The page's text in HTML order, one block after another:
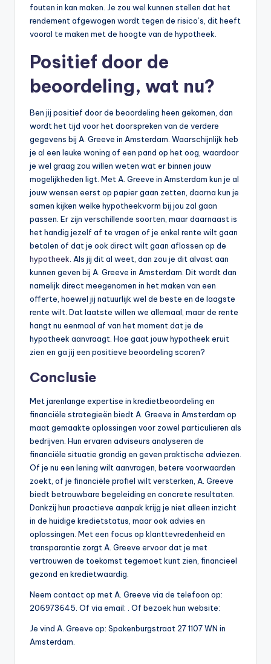
fouten in kan maken. Je zou wel kunnen stellen dat het
rendement afgewogen wordt tegen de risico’s, dit heeft
vooral te maken met de hoogte van de hypotheek.
Positief door de
beoordeling, wat nu?
Ben jij positief door de beoordeling heen gekomen, dan
wordt het tijd voor het doorspreken van de verdere
gegevens bij A. Greeve in Amsterdam. Waarschijnlijk heb
je al een leuke woning of een pand op het oog, waardoor
je wel graag zou willen weten wat er binnen jouw
mogelijkheden ligt. Met A. Greeve in Amsterdam kun je al
jouw wensen eerst op papier gaan zetten, daarna kun je
samen kijken welke hypotheekvorm bij jou zal gaan
passen. Er zijn verschillende soorten, maar daarnaast is
het handig jezelf af te vragen of je enkel rente wilt gaan
betalen of dat je ook direct wilt gaan aflossen op de
hypotheek . Als jij dit al weet, dan zou je dit alvast aan
kunnen geven bij A. Greeve in Amsterdam. Dit wordt dan
namelijk direct meegenomen in het maken van een
offerte, hoewel jij natuurlijk wel de beste en de laagste
rente wilt. Dat laatste willen we allemaal, maar de rente
hangt nu eenmaal af van het moment dat je de
hypotheek aanvraagt. Hoe gaat jouw hypotheek eruit
zien en ga jij een positieve beoordeling scoren?
Conclusie
Met jarenlange expertise in kredietbeoordeling en
financiële strategieën biedt A. Greeve in Amsterdam op
maat gemaakte oplossingen voor zowel particulieren als
bedrijven. Hun ervaren adviseurs analyseren de
financiële situatie grondig en geven praktische adviezen.
Of je nu een lening wilt aanvragen, betere voorwaarden
zoekt, of je financiële profiel wilt versterken, A. Greeve
biedt betrouwbare begeleiding en concrete resultaten.
Dankzij hun proactieve aanpak krijg je niet alleen inzicht
in de huidige kredietstatus, maar ook advies en
oplossingen. Met een focus op klanttevredenheid en
transparantie zorgt A. Greeve ervoor dat je met
vertrouwen de toekomst tegemoet kunt zien, financieel
gezond en kredietwaardig.
Neem contact op met A. Greeve via de telefoon op:
206973645. Of via email:
. Of bezoek hun website:
Je vind A. Greeve op: Spakenburgstraat 27 1107 WN in
Amsterdam.